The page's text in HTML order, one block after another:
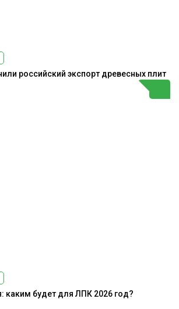
российский экспорт древесных плит
каким будет для ЛПК 2026 год?